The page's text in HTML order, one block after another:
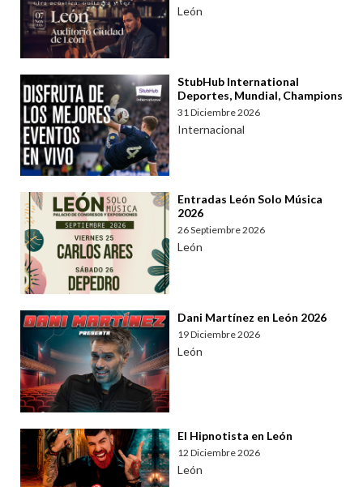
León
StubHub International
Deportes, Mundial, Champions
31 Diciembre 2026
Internacional
Entradas León Solo Música
2026
26 Septiembre 2026
León
Dani Martínez en León 2026
19 Diciembre 2026
León
El Hipnotista en León
12 Diciembre 2026
León